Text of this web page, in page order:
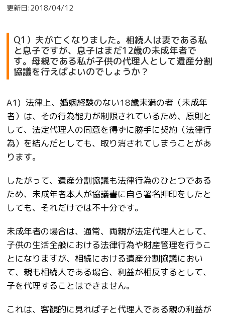
更新日:2018/04/12
Q1）夫が亡くなりました。相続人は妻である私
と息子ですが、息子はまだ12歳の未成年者で
す。母親である私が子供の代理人として遺産分割
協議を行えばよいのでしょうか？
A1) 法律上、婚姻経験のない18歳未満の者 （未成年
者）は、その行為能力が制限されているため、原則と
して、法定代理人の同意を得ずに勝手に契約（法律行
為）を結んだとしても、取り消されてしまうことがあ
ります。
したがって、遺産分割協議も法律行為のひとつである
ため、未成年者本人が協議書に自ら署名押印をしたと
しても、それだけでは不十分です。
未成年者の場合は、通常、両親が法定代理人として、
子供の生活全般における法律行為や財産管理を行うこ
とになりますが、相続における遺産分割協議におい
て、親も相続人である場合、利益が相反するとして、
子を代理することはできません。
これは、客観的に見れば子と代理人である親の利益が